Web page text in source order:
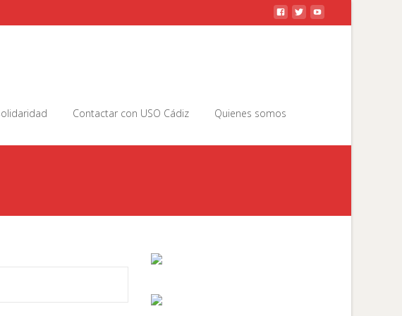
Contactar con USO Cádiz Quienes somos